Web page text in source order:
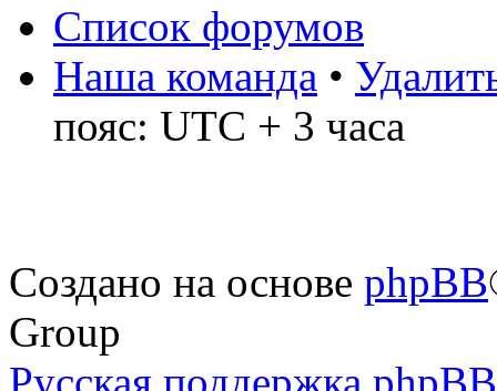
Список форумов
Наша команда •
пояс: UTC + 3 часа
Создано на основе phpBB
Group